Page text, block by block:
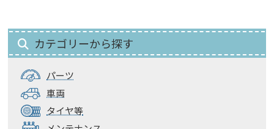
カテゴリーから探す
パーツ
車両
タイヤ等